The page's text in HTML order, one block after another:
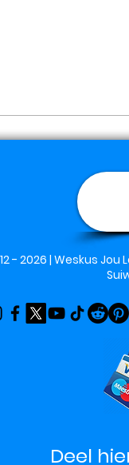
- 2026 | Weskus Jou
Deel